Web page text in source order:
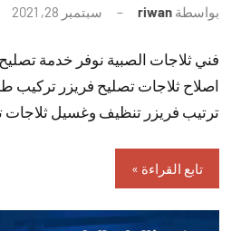
بواسطة riwan سبتمبر 28, 2021
فني ثلاجات الصبية نوفر خدمة
اصلاح ثلاجات تصليح فريزر تركيب
ترتيب فريزر تنظيف وغسيل ثلاجات
تابع القراءة